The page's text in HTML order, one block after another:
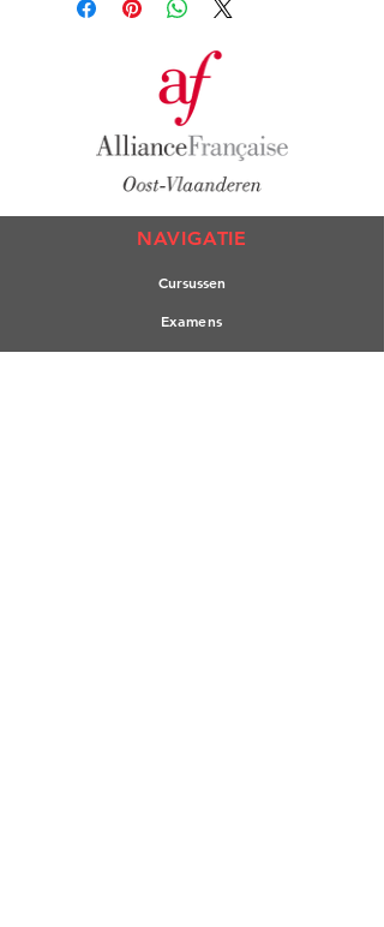
NAVIGATIE
Cursussen
Examens